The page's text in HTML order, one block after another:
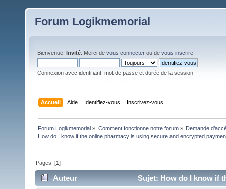
Forum Logikmemorial
Bienvenue, Invité . Merci de vous connecter ou de vous inscrire
Connexion avec identifiant, mot de passe et durée de la session
Accueil Aide Identifiez-vous Inscrivez-vous
Forum Logikmemorial » Comment fonctionne notre forum» Demande
How do I know if the online pharmacy is using secure and encrypted
Pages: [1]
Auteur
Sujet: How do I know if